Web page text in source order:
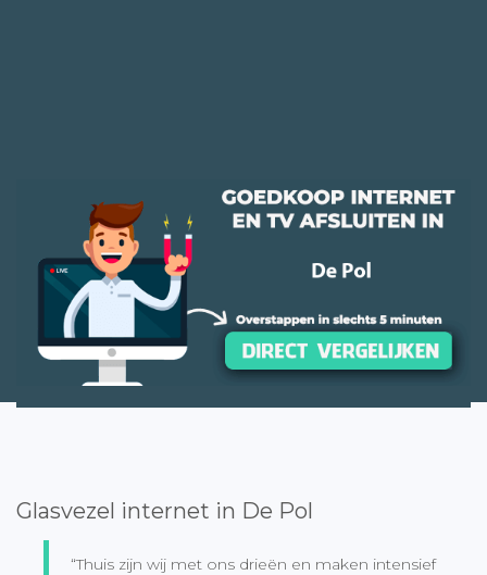
Glasvezel internet in De Pol
“Thuis zijn wij met ons drieën en maken intensief